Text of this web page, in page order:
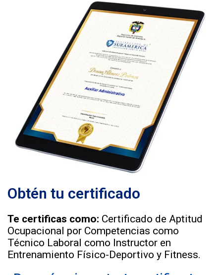
Obtén tu certificado
Te certificas como: Certificado de Aptitud
Ocupacional por Competencias como
Técnico Laboral como Instructor en
Entrenamiento Físico-Deportivo y Fitness.